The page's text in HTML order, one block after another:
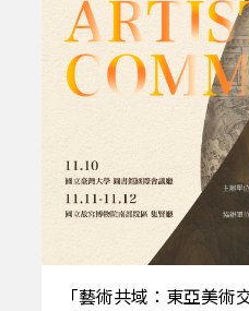
「藝術共域：東亞美術